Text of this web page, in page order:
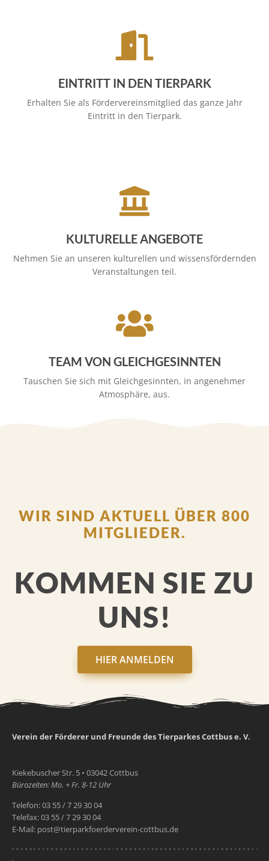
EINTRITT IN DEN TIERPARK
Erhalten Sie als Fördervereinsmitglied das ganze Jahr
Eintritt in den Tierpark.
KULTURELLE ANGEBOTE
Nehmen Sie an unseren kulturellen und wissensfördernden
Veranstaltungen teil.
TEAM VON GLEICHGESINNTEN
Tauschen Sie sich mit Gleichgesinnten, in angenehmer
Atmosphäre, aus.
WIR SIND AKTUELL ÜBER 800
MITGLIEDER.
KOMMEN SIE ZU
UNS!
HIER ANMELDEN
Verein der Förderer und Freunde des Tierparkes Cottbus e. V.
Kiekebuscher Str. 5 • 03042 Cottbus
Bürozeiten: Mo. + Fr. 8-12 Uhr
Telefon: 03 55 / 7 29 30 04
Telefax: 03 55 / 7 29 30 04
E-Mail: post@tierparkfoerderverein-cottbus.de